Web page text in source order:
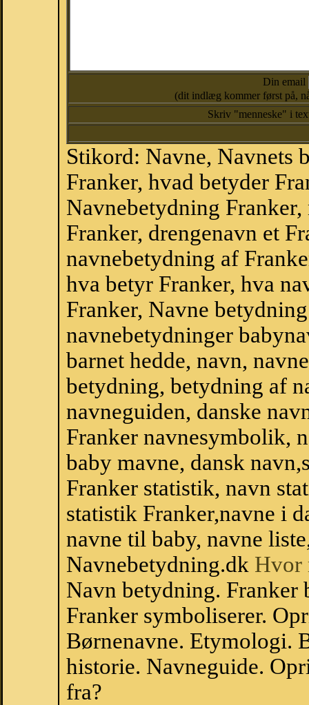
Din email
(dit indlæg kommer først på,
Skriv "menneske" i
Stikord: Navne, Navnets
Franker, hvad betyder
Navnebetydning
Franker, drengenavn et
navnebetydning af
hva betyr Franker, hva
Franker, Navne
navnebetydninger
barnet hedde, navn,
betydning, betydning af
navneguiden, danske
Franker navnesymbolik,
baby mavne, dansk
Franker statistik, navn
statistik Franker,navne i
navne til baby, navne
Navnebetydning.dk Hvor
Navn betydning.
Franker symboliserer.
Børnenavne. Etymologi.
historie. Navneguide.
fra?